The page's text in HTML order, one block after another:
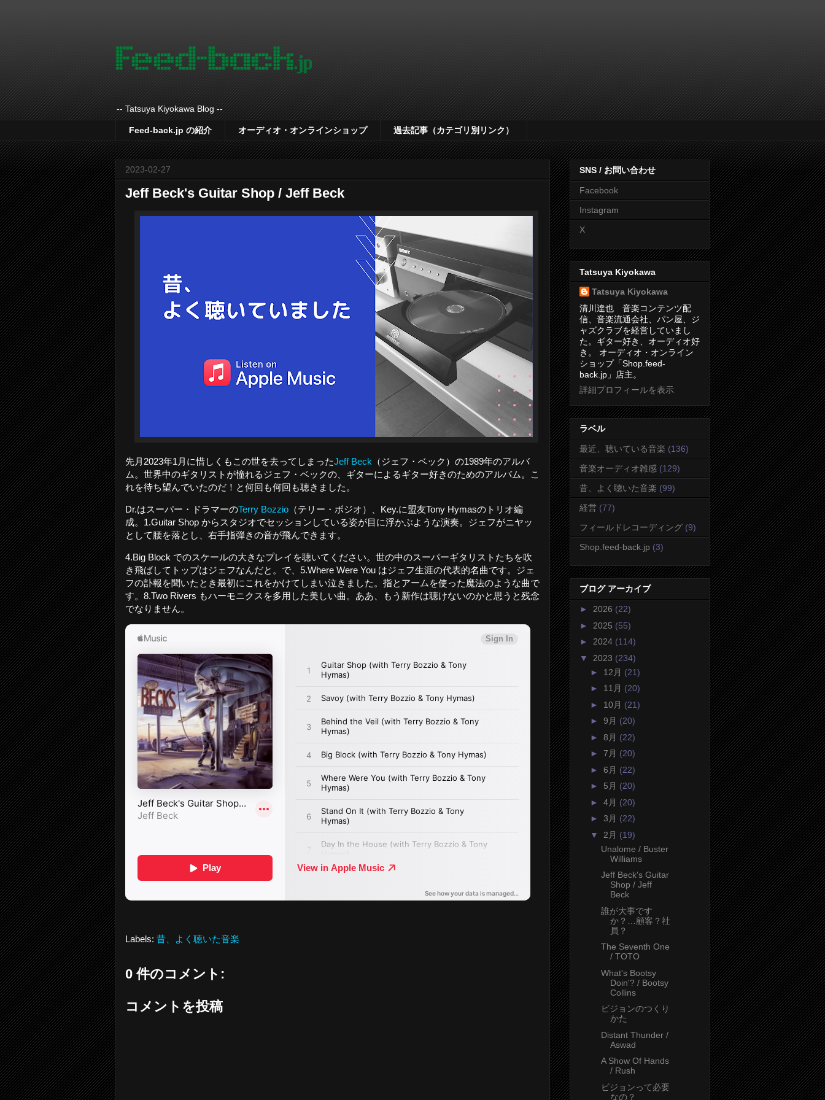
-- Tatsuya Kiyokawa Blog --
Feed-back.jp の紹介 オーディオ・オンラインショップ 過去記事（カテゴリ別リンク）
2023-02-27
Jeff Beck's Guitar Shop / Jeff Beck
先月2023年1月に惜しくもこの世を去ってしまったJeff Beck （ジェフ・ベック）の1989年のアルバ
ム。世界中のギタリストが憧れるジェフ・ベックの、ギターによるギター好きのためのアルバム。こ
れを待ち望んでいたのだ！と何回も何回も聴きました。
Dr.はスーパー・ドラマーのTerry Bozzio （テリー・ボジオ）、Key.に盟友Tony Hymasのトリオ編
成。1.Guitar Shop からスタジオでセッションしている姿が目に浮かぶような演奏。ジェフがニヤッ
として腰を落とし、右手指弾きの音が飛んできます。
4.Big Block でのスケールの大きなプレイを聴いてください。世の中のスーパーギタリストたちを吹
き飛ばしてトップはジェフなんだと。で、5.Where Were You はジェフ生涯の代表的名曲です。ジェ
フの訃報を聞いたとき最初にこれをかけてしまい泣きました。指とアームを使った魔法のような曲で
す。8.Two Rivers もハーモニクスを多用した美しい曲。ああ、もう新作は聴けないのかと思うと残念
でなりません。
Labels: 昔、よく聴いた音楽
0 件のコメント:
コメントを投稿
SNS / お問い合わせ
Facebook
Instagram
X
Tatsuya Kiyokawa
Tatsuya Kiyokawa
清川達也 音楽コンテンツ配
信、音楽流通会社、パン屋、ジ
ャズクラブを経営していまし
た。ギター好き、オーディオ好
き。 オーディオ・オンライン
ショップ「Shop.feed-
back.jp」店主。
詳細プロフィールを表示
ラベル
最近、聴いている音楽 (136)
音楽オーディオ雑感 (129)
昔、よく聴いた音楽 (99)
経営 (77)
フィールドレコーディング (9)
Shop.feed-back.jp (3)
ブログ アーカイブ
► 2026 (22)
► 2025 (55)
► 2024 (114)
▼ 2023 (234)
► 12月 (21)
► 11月 (20)
► 10月 (21)
► 9月 (20)
► 8月 (22)
► 7月 (20)
► 6月 (22)
► 5月 (20)
► 4月 (20)
► 3月 (22)
▼ 2月 (19)
Unalome / Buster
Williams
Jeff Beck's Guitar
Shop / Jeff
Beck
誰が大事です
か？…顧客？社
員？
The Seventh One
/ TOTO
What's Bootsy
Doin'? / Bootsy
Collins
ビジョンのつくり
かた
Distant Thunder /
Aswad
A Show Of Hands
/ Rush
ビジョンって必要
なの？